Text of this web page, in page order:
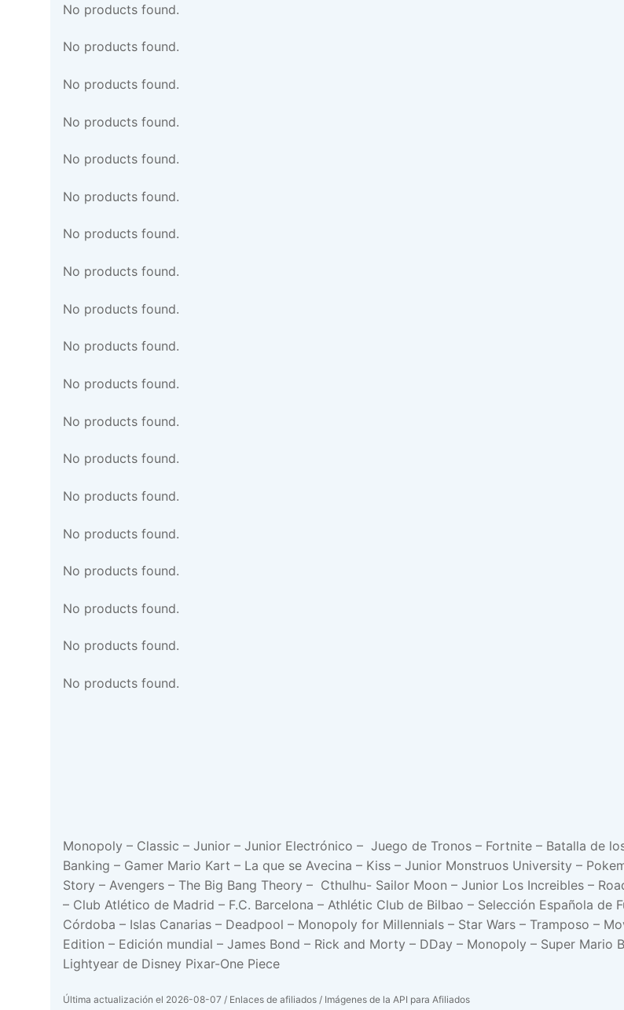
No products found.
No products found.
No products found.
No products found.
No products found.
No products found.
No products found.
No products found.
No products found.
No products found.
No products found.
No products found.
No products found.
No products found.
No products found.
No products found.
No products found.
No products found.
No products found.
Monopoly – Classic – Junior – Junior Electrónico – Juego de Tronos – Fortnite – Batalla de
Banking – Gamer Mario Kart – La que se Avecina – Kiss – Junior Monstruos University –
Story – Avengers – The Big Bang Theory – Cthulhu- Sailor Moon – Junior Los Increibles –
– Club Atlético de Madrid – F.C. Barcelona – Athlétic Club de Bilbao – Selección Española de
Córdoba – Islas Canarias – Deadpool – Monopoly for Millennials – Star Wars – Tramposo –
Edition – Edición mundial – James Bond – Rick and Morty – DDay – Monopoly – Super
Lightyear de Disney Pixar-One Piece
Última actualización el 2026-08-07 / Enlaces de afiliados / Imágenes de la API para Afiliados